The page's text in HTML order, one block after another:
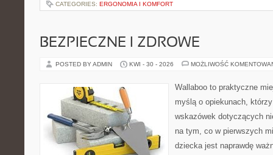
CATEGORIES: ERGONOMIA I KOMFORT
BEZPIECZNE I ZDROWE
POSTED BY ADMIN KWI - 30 - 2026 MOŻLIWOŚĆ
Wallaboo to praktyczne
myślą o opiekunach,
wskazówek dotyczących
na tym, co w pierwszych
dziecka jest naprawdę